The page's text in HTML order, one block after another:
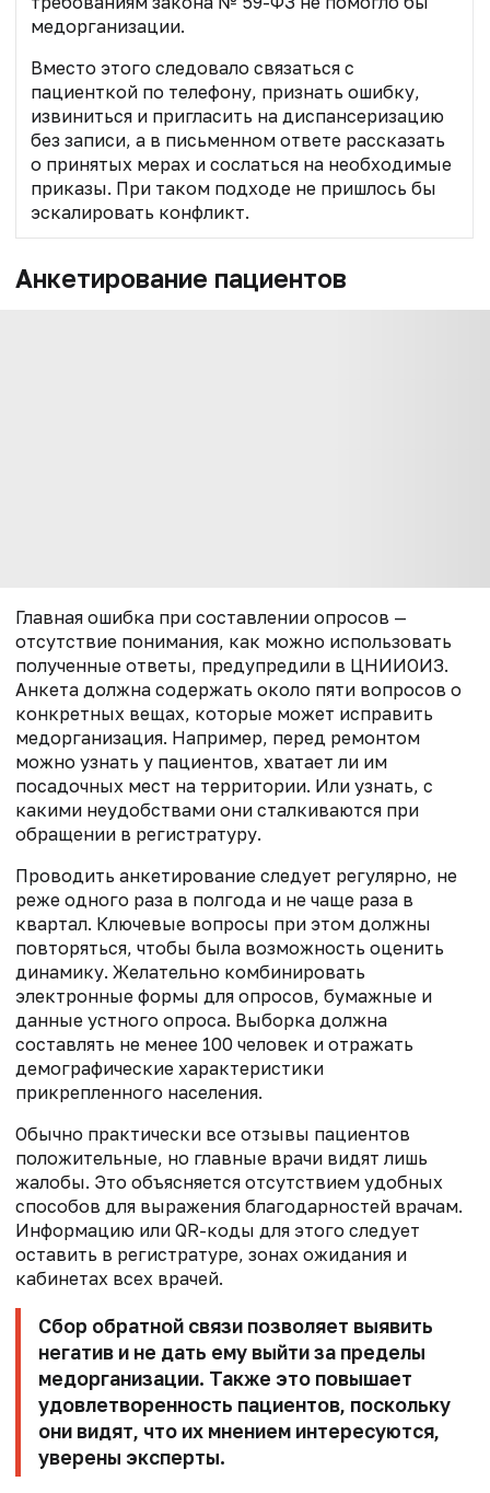
медорганизации.
Вместо этого следовало связаться с
пациенткой по телефону, признать ошибку,
извиниться и пригласить на диспансеризацию
без записи, а в письменном ответе рассказать
о принятых мерах и сослаться на необходимые
приказы. При таком подходе не пришлось бы
эскалировать конфликт.
Анкетирование пациентов
Главная ошибка при составлении опросов —
отсутствие понимания, как можно использовать
полученные ответы, предупредили в ЦНИИОИЗ.
Анкета должна содержать около пяти вопросов о
конкретных вещах, которые может исправить
медорганизация. Например, перед ремонтом
можно узнать у пациентов, хватает ли им
посадочных мест на территории. Или узнать, с
какими неудобствами они сталкиваются при
обращении в регистратуру.
Проводить анкетирование следует регулярно, не
реже одного раза в полгода и не чаще раза в
квартал. Ключевые вопросы при этом должны
повторяться, чтобы была возможность оценить
динамику. Желательно комбинировать
электронные формы для опросов, бумажные и
данные устного опроса. Выборка должна
составлять не менее 100 человек и отражать
демографические характеристики
прикрепленного населения.
Обычно практически все отзывы пациентов
положительные, но главные врачи видят лишь
жалобы. Это объясняется отсутствием удобных
способов для выражения благодарностей врачам.
Информацию или QR-коды для этого следует
оставить в регистратуре, зонах ожидания и
кабинетах всех врачей.
Сбор обратной связи позволяет выявить
негатив и не дать ему выйти за пределы
медорганизации. Также это повышает
удовлетворенность пациентов, поскольку
они видят, что их мнением интересуются,
уверены эксперты.